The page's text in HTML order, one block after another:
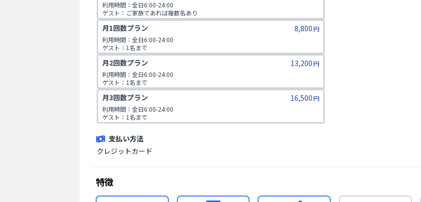
利用時間：全日6:00-24:00
ゲスト：ご家族であれば複数名あり
※ご入会時にご家族名の登録をお願いしております。二親等までのご家族が対象
です。
月1回数プラン 8,800円
利用時間：全日6:00-24:00
ゲスト：1名まで
月2回数プラン 13,200円
利用時間：全日6:00-24:00
ゲスト：1名まで
月3回数プラン 16,500円
利用時間：全日6:00-24:00
ゲスト：1名まで
支払い方法
クレジットカード
特徴